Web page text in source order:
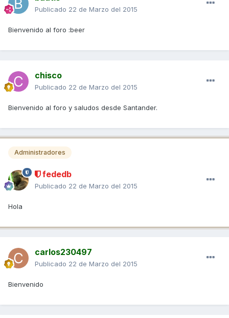
Publicado 22 de Marzo del 2015
Bienvenido al foro :beer
chisco
Publicado 22 de Marzo del 2015
Bienvenido al foro y saludos desde Santander.
Administradores
fededb
Publicado 22 de Marzo del 2015
Hola
carlos230497
Publicado 22 de Marzo del 2015
Bienvenido